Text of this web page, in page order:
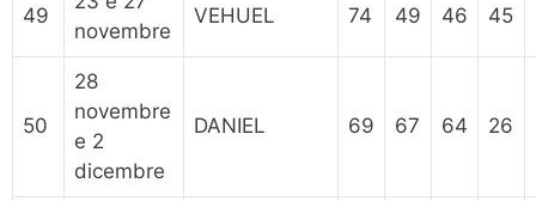
49
novembre
VEHUEL 74 49 46 45
50
28
novembre
e 2
dicembre
DANIEL 69 67 64 26